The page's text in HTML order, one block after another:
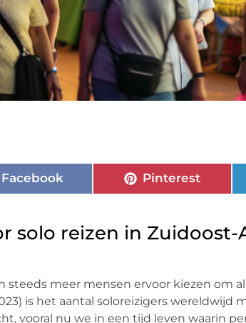
Facebook Pinterest
solo reizen in Zuidoost-
steeds meer mensen ervoor kiezen om
is het aantal soloreizigers wereldwijd
vooral nu we in een tijd leven waarin